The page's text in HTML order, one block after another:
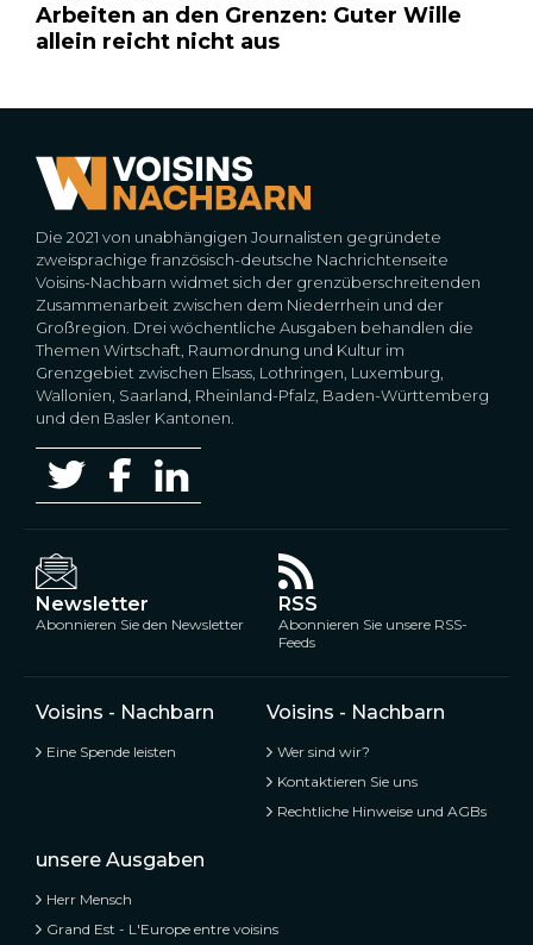
Arbeiten an den Grenzen: Guter Wille
allein reicht nicht aus
Die 2021 von unabhängigen Journalisten gegründete
zweisprachige französisch-deutsche Nachrichtenseite
Voisins-Nachbarn widmet sich der grenzüberschreitenden
Zusammenarbeit zwischen dem Niederrhein und der
Großregion. Drei wöchentliche Ausgaben behandlen die
Themen Wirtschaft, Raumordnung und Kultur im
Grenzgebiet zwischen Elsass, Lothringen, Luxemburg,
Wallonien, Saarland, Rheinland-Pfalz, Baden-Württemberg
und den Basler Kantonen.
Newsletter
Abonnieren Sie den Newsletter
RSS
Abonnieren Sie unsere RSS-
Feeds
Voisins - Nachbarn
Eine Spende leisten
Voisins - Nachbarn
Wer sind wir?
Kontaktieren Sie uns
Rechtliche Hinweise und AGBs
unsere Ausgaben
Herr Mensch
Grand Est - L'Europe entre voisins